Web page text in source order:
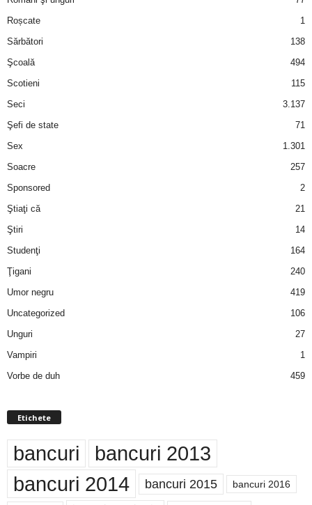
Roșcate
1
Sărbători
138
Şcoală
494
Scotieni
115
Seci
3.137
Şefi de state
71
Sex
1.301
Soacre
257
Sponsored
2
Ştiaţi că
21
Ştiri
14
Studenţi
164
Ţigani
240
Umor negru
419
Uncategorized
106
Unguri
27
Vampiri
1
Vorbe de duh
459
Etichete
bancuri bancuri 2013
bancuri 2014 bancuri 2015 bancuri 2016